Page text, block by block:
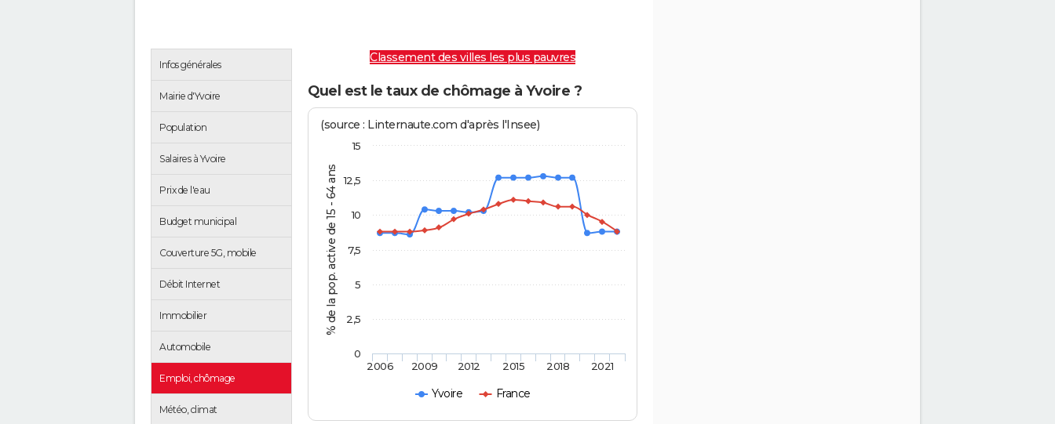
Infos générales
Mairie d'Yvoire
Population
Salaires à Yvoire
Prix de l'eau
Budget municipal
Couverture 5G, mobile
Débit Internet
Immobilier
Automobile
Emploi, chômage
Météo, climat
Classement des villes les plus pauvres
Quel est le taux de chômage à Yvoire ?
% de la pop. active de 15 - 64 ans
(source : Linternaute.com d'après l'Insee)
Yvoire France
2006 2009 2012 2015 2018 2021
0
2,5
5
7,5
10
12,5
15